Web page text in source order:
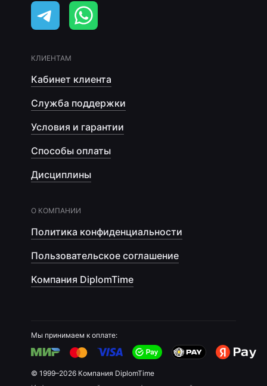
КЛИЕНТАМ
Кабинет клиента
Служба поддержки
Условия и гарантии
Способы оплаты
Дисциплины
О КОМПАНИИ
Политика конфиденциальности
Пользовательское соглашение
Компания DiplomTime
Мы принимаем к оплате:
© 1999–2026 Компания DiplomTime